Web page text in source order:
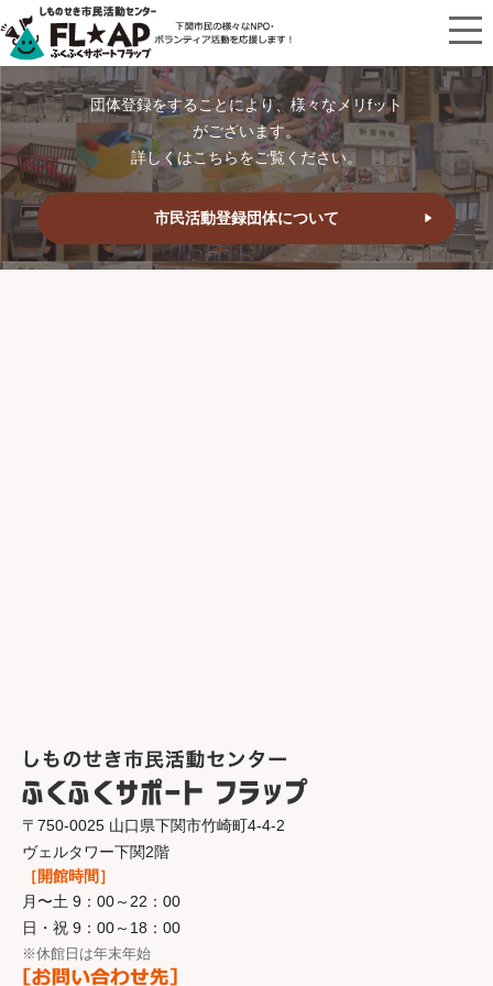
団体登録をすることにより、様々なメリfット
がございます。
詳しくはこちらをご覧ください。
市民活動登録団体について
〒750-0025 山口県下関市竹崎町4-4-2
ヴェルタワー下関2階
［開館時間］
月〜土 9：00～22：00
日・祝 9：00～18：00
※休館日は年末年始